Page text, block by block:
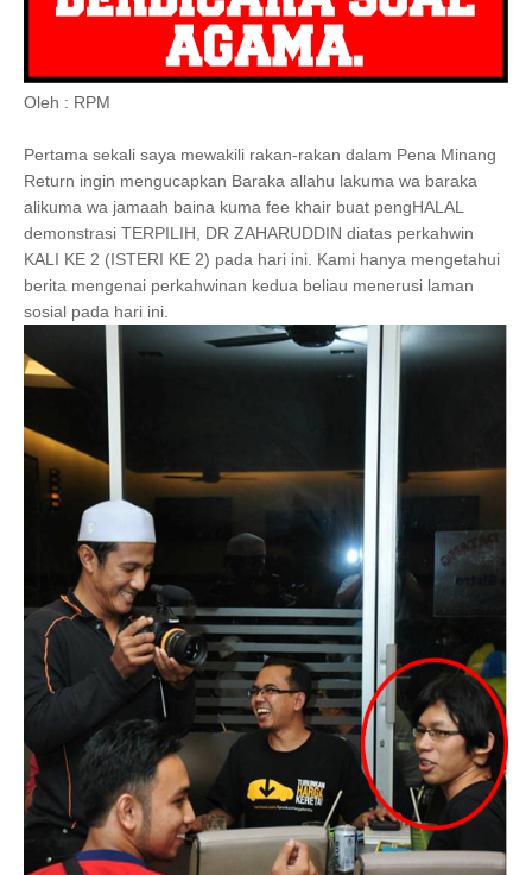
Oleh : RPM
Pertama sekali saya mewakili rakan-rakan dalam Pena Minang
Return ingin mengucapkan Baraka allahu lakuma wa baraka
alikuma wa jamaah baina kuma fee khair buat pengHALAL
demonstrasi TERPILIH, DR ZAHARUDDIN diatas perkahwin
KALI KE 2 (ISTERI KE 2) pada hari ini. Kami hanya mengetahui
berita mengenai perkahwinan kedua beliau menerusi laman
sosial pada hari ini.